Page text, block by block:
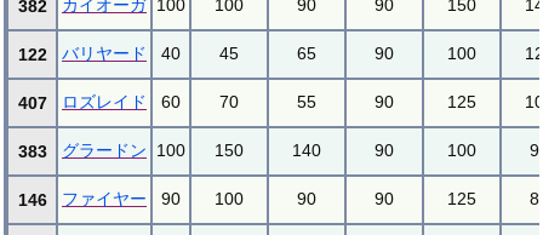
382 カイオーガ 100 100 90 90 150
122 バリヤード 40 45 65 90 100
407 ロズレイド 60 70 55 90 125
383 グラードン 100 150 140 90 100
146 ファイヤー 90 100 90 90 125